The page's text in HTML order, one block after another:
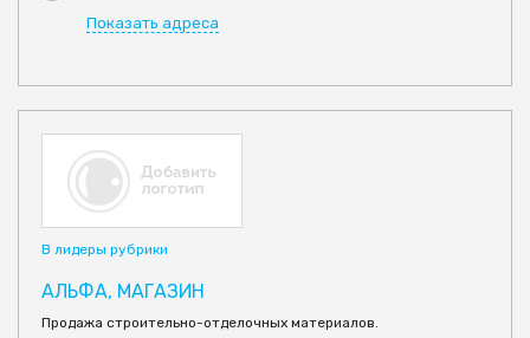
Показать адреса
В лидеры рубрики
АЛЬФА, МАГАЗИН
Продажа строительно-отделочных материалов.